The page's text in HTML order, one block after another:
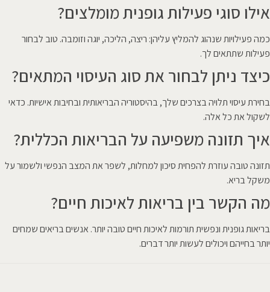
אילו סוגי פעילות גופנית מומלצים?
כמה פעילויות שנהוג להמליץ עליהן: ריצה, הליכה, יוגה וזומבה. טוב לבחור
פעילות שתתאים לך.
כיצד ניתן לבחור את סוג העיסוי המתאים?
בחירת עיסוי תלויה בצרכים שלך, בהיסטוריה הבריאותית ובחיבות אישיות. כדאי
לשקול את כל אלה.
איך תזונה משפיעה על הבריאות הכללית?
תזונה טובה עוזרת להפחית סיכון למחלות, לשפר את המצב הנפשי ולשמור על
משקל בריא.
מה הקשר בין בריאות לאיכות חיים?
בריאות גופנית ונפשית תורמות לאיכות חיים טובה יותר. אנשים בריאים שמחים
יותר בחייהם ויכולים לעשות יותר דברים.